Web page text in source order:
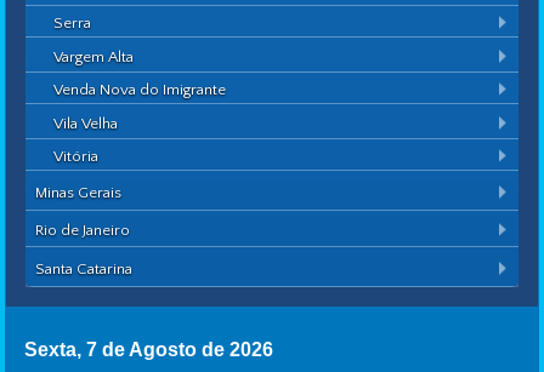
Serra
Vargem Alta
Venda Nova do Imigrante
Vila Velha
Vitória
Minas Gerais
Rio de Janeiro
Santa Catarina
Sexta, 7 de Agosto de 2026